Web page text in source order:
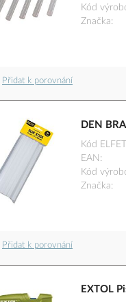
Kód
Značka
Přidat k porovnání
DEN
Kód
EAN
Kód
Značka
Přidat k porovnání
EXTOL